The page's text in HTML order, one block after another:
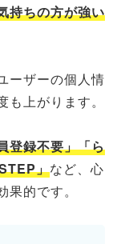
持ちの方が強い
ーザーの個人情
上がります。
登録不要」「ら
」など、心
的です。